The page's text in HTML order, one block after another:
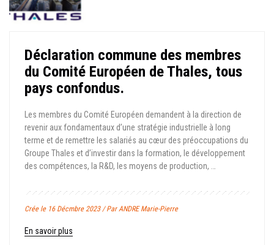
Déclaration commune des membres
du Comité Européen de Thales, tous
pays confondus.
Les membres du Comité Européen demandent à la direction de
revenir aux fondamentaux d’une stratégie industrielle à long
terme et de remettre les salariés au cœur des préoccupations du
Groupe Thales et d’investir dans la formation, le développement
des compétences, la R&D, les moyens de production, …
Crée le 16 Décmbre 2023 / Par ANDRE Marie-Pierre
En savoir plus